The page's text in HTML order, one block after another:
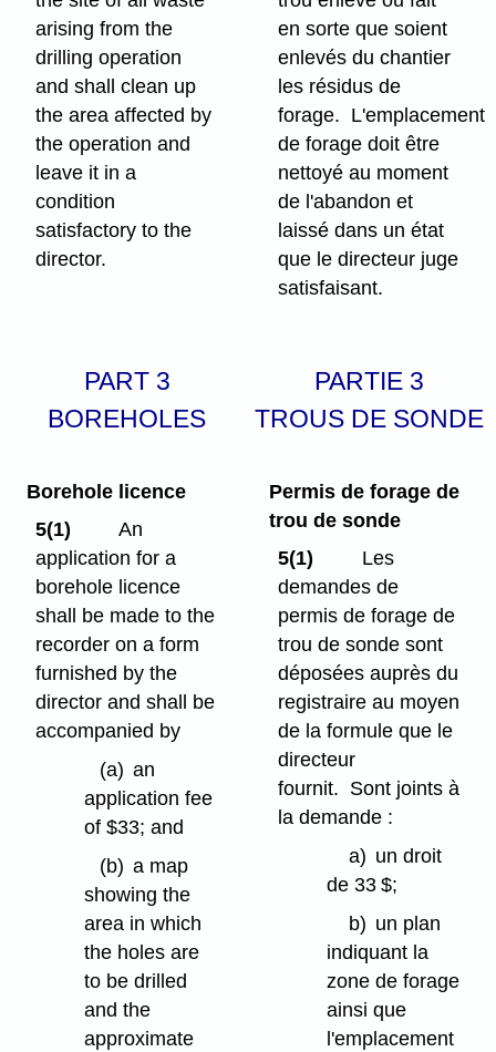
arising from the
drilling operation
and shall clean up
the area affected by
the operation and
leave it in a
condition
satisfactory to the
director.
en sorte que soient
enlevés du chantier
les résidus de
forage. L'emplacement
de forage doit être
nettoyé au moment
de l'abandon et
laissé dans un état
que le directeur juge
satisfaisant.
PART 3
BOREHOLES
PARTIE 3
TROUS DE SONDE
Borehole licence
5(1)
An
application for a
borehole licence
shall be made to the
recorder on a form
furnished by the
director and shall be
accompanied by
(a) an
application fee
of $33; and
(b) a map
showing the
area in which
the holes are
to be drilled
and the
approximate
Permis de forage de
trou de sonde
5(1)
Les
demandes de
permis de forage de
trou de sonde sont
déposées auprès du
registraire au moyen
de la formule que le
directeur
fournit. Sont joints à
la demande :
a) un droit
de 33 $;
b) un plan
indiquant la
zone de forage
ainsi que
l'emplacement